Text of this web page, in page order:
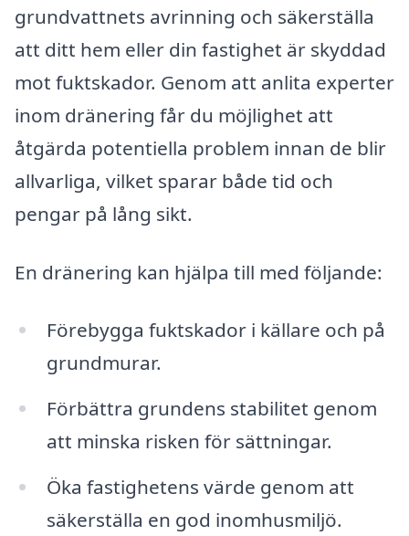
grundvattnets avrinning och säkerställa
att ditt hem eller din fastighet är skyddad
mot fuktskador. Genom att anlita experter
inom dränering får du möjlighet att
åtgärda potentiella problem innan de blir
allvarliga, vilket sparar både tid och
pengar på lång sikt.
En dränering kan hjälpa till med följande:
Förebygga fuktskador i källare och på
grundmurar.
Förbättra grundens stabilitet genom
att minska risken för sättningar.
Öka fastighetens värde genom att
säkerställa en god inomhusmiljö.